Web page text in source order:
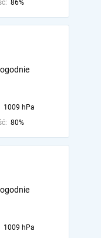
86%
1009 hPa
80%
1009 hPa